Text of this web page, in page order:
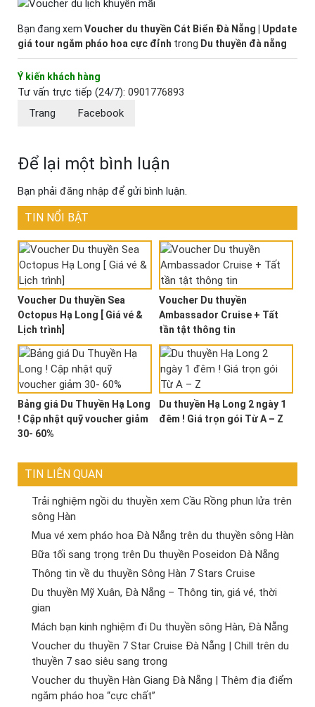
Bạn đang xem Voucher du thuyền Cát Biển Đà Nẵng | Update
giá tour ngắm pháo hoa cực đỉnh trong Du thuyền đà nẵng
Ý kiến khách hàng
Tư vấn trực tiếp (24/7): 0901776893
Trang
Facebook
Để lại một bình luận
Bạn phải đăng nhập để gửi bình luận.
TIN NỔI BẬT
Voucher Du thuyền Sea
Octopus Hạ Long [ Giá vé &
Lịch trình]
Voucher Du thuyền
Ambassador Cruise + Tất
tần tật thông tin
Bảng giá Du Thuyền Hạ Long
! Cập nhật quỹ voucher giảm
30- 60%
Du thuyền Hạ Long 2 ngày 1
đêm ! Giá trọn gói Từ A – Z
TIN LIÊN QUAN
Trải nghiệm ngồi du thuyền xem Cầu Rồng phun lửa trên
sông Hàn
Mua vé xem pháo hoa Đà Nẵng trên du thuyền sông Hàn
Bữa tối sang trọng trên Du thuyền Poseidon Đà Nẵng
Thông tin về du thuyền Sông Hàn 7 Stars Cruise
Du thuyền Mỹ Xuân, Đà Nẵng – Thông tin, giá vé, thời
gian
Mách bạn kinh nghiệm đi Du thuyền sông Hàn, Đà Nẵng
Voucher du thuyền 7 Star Cruise Đà Nẵng | Chill trên du
thuyền 7 sao siêu sang trọng
Voucher du thuyền Hàn Giang Đà Nẵng | Thêm địa điểm
ngắm pháo hoa “cực chất”